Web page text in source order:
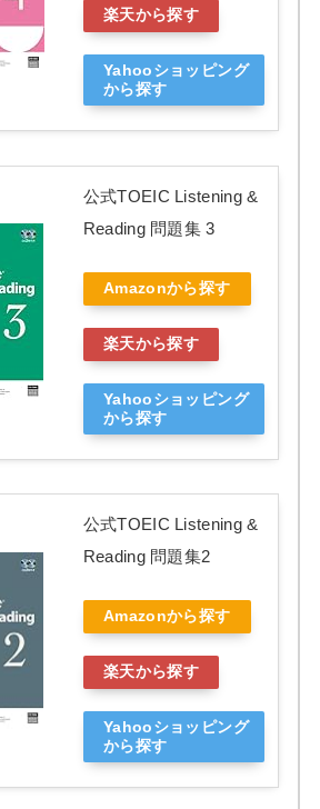
楽天から探す
Yahooショッピング
から探す
公式TOEIC Listening &
Reading 問題集 3
Amazonから探す
楽天から探す
Yahooショッピング
から探す
公式TOEIC Listening &
Reading 問題集2
Amazonから探す
楽天から探す
Yahooショッピング
から探す